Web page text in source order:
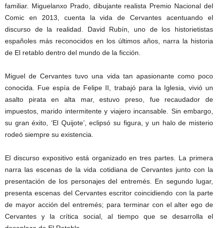
familiar. Miguelanxo Prado, dibujante realista Premio Nacional del
Comic en 2013, cuenta la vida de Cervantes acentuando el
discurso de la realidad. David Rubín, uno de los historietistas
españoles más reconocidos en los últimos años, narra la historia
de El retablo dentro del mundo de la ficción.
Miguel de Cervantes tuvo una vida tan apasionante como poco
conocida. Fue espía de Felipe II, trabajó para la Iglesia, vivió un
asalto pirata en alta mar, estuvo preso, fue recaudador de
impuestos, marido intermitente y viajero incansable. Sin embargo,
su gran éxito, ‘El Quijote’, eclipsó su figura, y un halo de misterio
rodeó siempre su existencia.
El discurso expositivo está organizado en tres partes. La primera
narra las escenas de la vida cotidiana de Cervantes junto con la
presentación de los personajes del entremés. En segundo lugar,
presenta escenas del Cervantes escritor coincidiendo con la parte
de mayor acción del entremés; para terminar con el alter ego de
Cervantes y la crítica social, al tiempo que se desarrolla el